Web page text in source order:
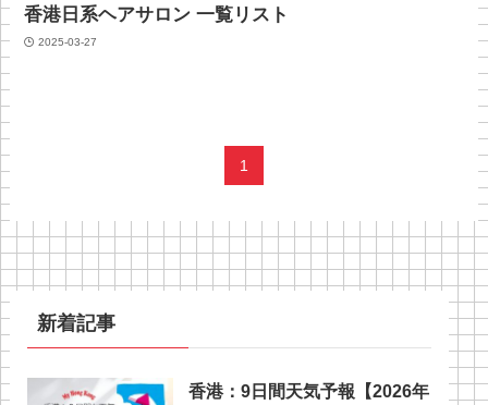
香港日系ヘアサロン 一覧リスト
2025-03-27
1
新着記事
香港：9日間天気予報【2026年